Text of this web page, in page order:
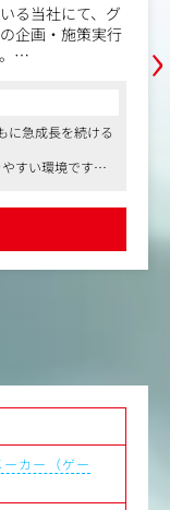
る当社にて、グ
企画・施策実行
シスタントをお
ィアとの情報調
案
報・社内広報の
ます
に急成長を続ける
すい環境です
›
カー（ゲー